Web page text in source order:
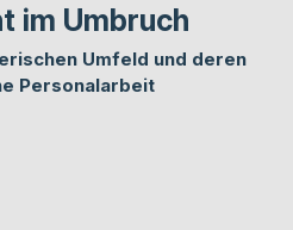
im Umbruch
Umfeld und deren
Personalarbeit